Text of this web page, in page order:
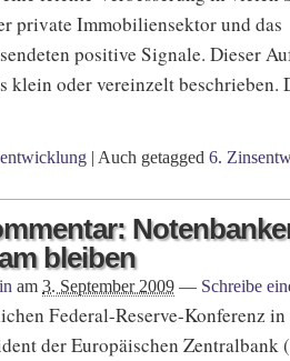
private Immobiliensektor und das
positive Signale. Dieser
klein oder vereinzelt beschrieben.
| Auch getagged 6.
bleiben
am 3. September 2009 — Schreibe
Federal-Reserve-Konferenz
der Europäischen Zentralbank